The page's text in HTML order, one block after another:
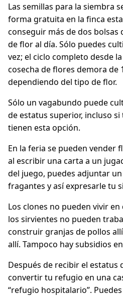
Las semillas para la siembra
forma gratuita en la finca
conseguir más de dos bolsas
de flor al día. Sólo puedes
vez; el ciclo completo desde
cosecha de flores demora de
dependiendo del tipo de flor.
Sólo un vagabundo puede
de estatus superior, incluso
tienen esta opción.
En la feria se pueden vender
al escribir una carta a un
del juego, puedes adjuntar
fragantes y así expresarle tu
Los clones no pueden vivir
los sirvientes no pueden
construir granjas de pollos
allí. Tampoco hay subsidios
Después de recibir el estatus
convertir tu refugio en una
“refugio hospitalario”.